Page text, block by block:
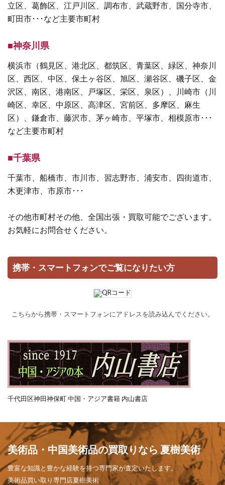
立区、葛飾区、江戸川区、調布市、武蔵野市、国分寺市、
町田市･･･など主要市町村
■神奈川県
横浜市（鶴見区、港北区、都筑区、青葉区、緑区、神奈川
区、西区、中区、保土ヶ谷区、旭区、瀬谷区、磯子区、金
沢区、南区、港南区、戸塚区、栄区、泉区）、川崎市（川
崎区、幸区、中原区、高津区、宮前区、多摩区、麻生
区）、鎌倉市、藤沢市、茅ヶ崎市、平塚市、相模原市･･･
など主要市町村
■千葉県
千葉市、船橋市、市川市、習志野市、浦安市、四街道市、
木更津市、市原市･･･
その他市町村その他、全国出張・買取可能でございます。
お気軽にお問合せください。
携帯・スマートフォンでご覧になりたい方
こちらから携帯・スマートフォンにアドレスを読み込んでください。
千代田区神田神保町 中国・アジア書籍 内山書店
美術品・中国美術品の買取りなら 夏樹美術
豊富な知識と豊かな経験を持つ専門家が査定いたします。
美術品買い取り専門店夏樹美術